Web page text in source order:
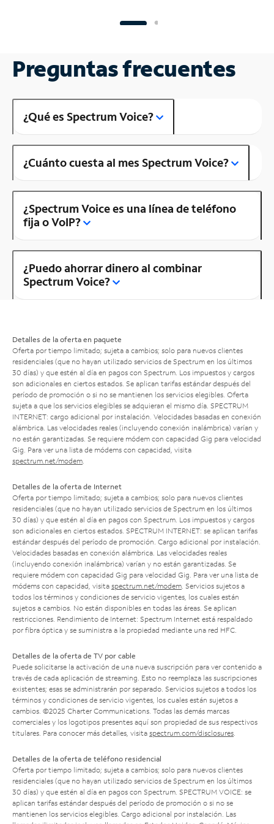
Preguntas frecuentes
¿Qué es Spectrum Voice?
¿Cuánto cuesta al mes Spectrum Voice?
¿Spectrum Voice es una línea de teléfono
fija o VoIP?
¿Puedo ahorrar dinero al combinar
Spectrum Voice?
Detalles de la oferta en paquete
Oferta por tiempo limitado; sujeta a cambios; solo para nuevos clientes
residenciales (que no hayan utilizado servicios de Spectrum en los últimos
30 días) y que estén al día en pagos con Spectrum. Los impuestos y cargos
son adicionales en ciertos estados. Se aplican tarifas estándar después del
período de promoción o si no se mantienen los servicios elegibles. Oferta
sujeta a que los servicios elegibles se adquieran el mismo día. SPECTRUM
INTERNET: cargo adicional por instalación. Velocidades basadas en conexión
alámbrica. Las velocidades reales (incluyendo conexión inalámbrica) varían y
no están garantizadas. Se requiere módem con capacidad Gig para velocidad
Gig. Para ver una lista de módems con capacidad, visita
spectrum.net/modem
Detalles de la oferta de Internet
Oferta por tiempo limitado; sujeta a cambios; solo para nuevos clientes
residenciales (que no hayan utilizado servicios de Spectrum en los últimos
30 días) y que estén al día en pagos con Spectrum. Los impuestos y cargos
son adicionales en ciertos estados. SPECTRUM INTERNET: se aplican tarifas
estándar después del período de promoción. Cargo adicional por instalación.
Velocidades basadas en conexión alámbrica. Las velocidades reales
(incluyendo conexión inalámbrica) varían y no están garantizadas. Se
requiere módem con capacidad Gig para velocidad Gig. Para ver una lista de
módems con capacidad, visita spectrum.net/modem . Servicios sujetos a
todos los términos y condiciones de servicio vigentes, los cuales están
sujetos a cambios. No están disponibles en todas las áreas. Se aplican
restricciones. Rendimiento de Internet: Spectrum Internet está respaldado
por fibra óptica y se suministra a la propiedad mediante una red HFC.
Detalles de la oferta de TV por cable
Puede solicitarse la activación de una nueva suscripción para ver contenido a
través de cada aplicación de streaming. Esto no reemplaza las suscripciones
existentes; esas se administrarán por separado. Servicios sujetos a todos los
términos y condiciones de servicio vigentes, los cuales están sujetos a
cambios. ©2025 Charter Communications. Todas las demás marcas
comerciales y los logotipos presentes aquí son propiedad de sus respectivos
titulares. Para conocer más detalles, visita spectrum.com/disclosures
Detalles de la oferta de teléfono residencial
Oferta por tiempo limitado; sujeta a cambios; solo para nuevos clientes
residenciales (que no hayan utilizado servicios de Spectrum en los últimos
30 días) y que estén al día en pagos con Spectrum. SPECTRUM VOICE: se
aplican tarifas estándar después del período de promoción o si no se
mantienen los servicios elegibles. Cargo adicional por instalación. Las